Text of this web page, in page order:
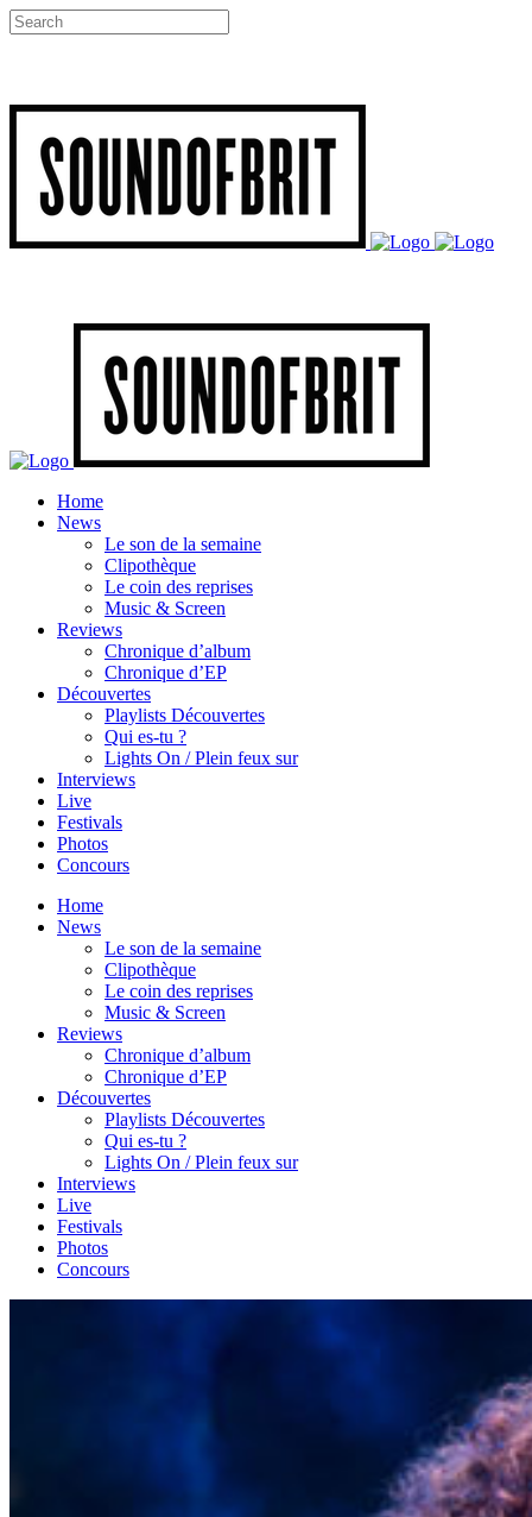
Home
News
Le son de la semaine
Clipothèque
Le coin des reprises
Music & Screen
Reviews
Chronique d’album
Chronique d’EP
Découvertes
Playlists Découvertes
Qui es-tu ?
Lights On / Plein feux sur
Interviews
Live
Festivals
Photos
Concours
Home
News
Le son de la semaine
Clipothèque
Le coin des reprises
Music & Screen
Reviews
Chronique d’album
Chronique d’EP
Découvertes
Playlists Découvertes
Qui es-tu ?
Lights On / Plein feux sur
Interviews
Live
Festivals
Photos
Concours